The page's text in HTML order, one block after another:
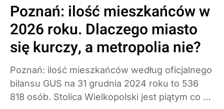
Poznań: ilość mieszkańców w
2026 roku. Dlaczego miasto
się kurczy, a metropolia nie?
Poznań: ilość mieszkańców według oficjalnego
bilansu GUS na 31 grudnia 2024 roku to 536
818 osób. Stolica Wielkopolski jest piątym co do